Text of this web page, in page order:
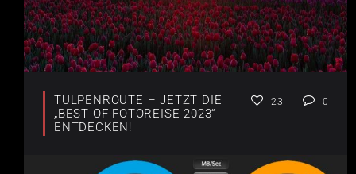
TULPENROUTE – JETZT DIE
„BEST OF FOTOREISE 2023“
ENTDECKEN!
23 0